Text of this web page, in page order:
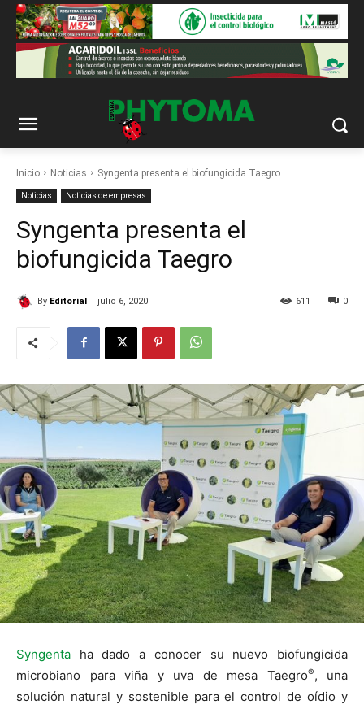
Inicio Noticias Syngenta presenta el biofungicida Taegro
Noticias Noticias de empresas
Syngenta presenta el
biofungicida Taegro
By Editorial julio 6, 2020 0
611
Syngenta ha dado a conocer su nuevo biofungicida
microbiano para viña y uva de mesa Taegro®, una
solución natural y sostenible para el control de oídio y